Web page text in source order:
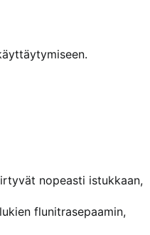
nopeasti istukkaan,
flunitrasepaamin,